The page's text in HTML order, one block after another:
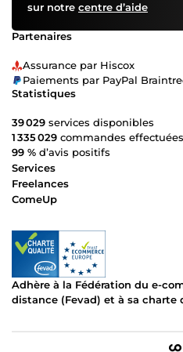
sur notre centre d’aide
Partenaires
Assurance par Hiscox
Paiements par PayPal
Statistiques
39 029 services disponibles
1 335 029 commandes effectuées
99 % d’avis positifs
Services
Freelances
ComeUp
Adhère à la Fédération du e-
distance (Fevad) et à sa charte